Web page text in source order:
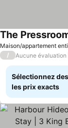
Maison/appartement
The
/ Aucune évaluation
Sélectionnez
les prix exacts